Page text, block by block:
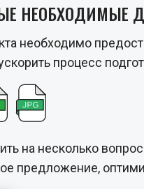
НЕОБХОДИМЫЕ
необходимо
процесс
на несколько
предложение,